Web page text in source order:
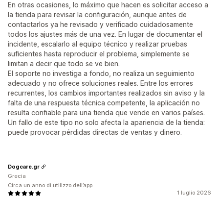
En otras ocasiones, lo máximo que hacen es solicitar acceso a
la tienda para revisar la configuración, aunque antes de
contactarlos ya he revisado y verificado cuidadosamente
todos los ajustes más de una vez. En lugar de documentar el
incidente, escalarlo al equipo técnico y realizar pruebas
suficientes hasta reproducir el problema, simplemente se
limitan a decir que todo se ve bien.
El soporte no investiga a fondo, no realiza un seguimiento
adecuado y no ofrece soluciones reales. Entre los errores
recurrentes, los cambios importantes realizados sin aviso y la
falta de una respuesta técnica competente, la aplicación no
resulta confiable para una tienda que vende en varios países.
Un fallo de este tipo no solo afecta la apariencia de la tienda:
puede provocar pérdidas directas de ventas y dinero.
1 luglio 2026
Dogcare.gr
Grecia
Circa un anno di utilizzo dell’app